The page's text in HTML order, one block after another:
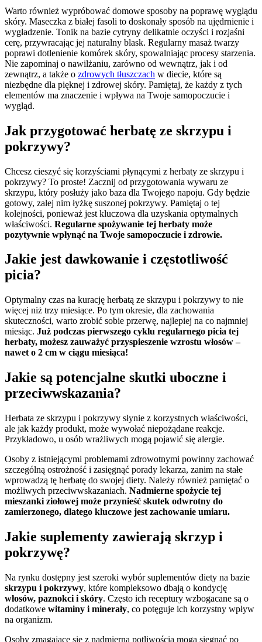
Warto również wypróbować domowe sposoby na poprawę wyglądu
skóry. Maseczka z białej fasoli to doskonały sposób na ujędrnienie i
wygładzenie. Tonik na bazie cytryny delikatnie oczyści i rozjaśni
cerę, przywracając jej naturalny blask. Regularny masaż twarzy
poprawi dotlenienie komórek skóry, spowalniając procesy starzenia.
Nie zapominaj o nawilżaniu, zarówno od wewnątrz, jak i od
zewnątrz, a także o zdrowych tłuszczach w diecie, które są
niezbędne dla pięknej i zdrowej skóry. Pamiętaj, że każdy z tych
elementów ma znaczenie i wpływa na Twoje samopoczucie i
wygląd.
Jak przygotować herbatę ze skrzypu i
pokrzywy?
Chcesz cieszyć się korzyściami płynącymi z herbaty ze skrzypu i
pokrzywy? To proste! Zacznij od przygotowania wywaru ze
skrzypu, który posłuży jako baza dla Twojego napoju. Gdy będzie
gotowy, zalej nim łyżkę suszonej pokrzywy. Pamiętaj o tej
kolejności, ponieważ jest kluczowa dla uzyskania optymalnych
właściwości. Regularne spożywanie tej herbaty może
pozytywnie wpłynąć na Twoje samopoczucie i zdrowie.
Jakie jest dawkowanie i częstotliwość
picia?
Optymalny czas na kurację herbatą ze skrzypu i pokrzywy to nie
więcej niż trzy miesiące. Po tym okresie, dla zachowania
skuteczności, warto zrobić sobie przerwę, najlepiej na co najmniej
miesiąc. Już podczas pierwszego cyklu regularnego picia tej
herbaty, możesz zauważyć przyspieszenie wzrostu włosów –
nawet o 2 cm w ciągu miesiąca!
Jakie są potencjalne skutki uboczne i
przeciwwskazania?
Herbata ze skrzypu i pokrzywy słynie z korzystnych właściwości,
ale jak każdy produkt, może wywołać niepożądane reakcje.
Przykładowo, u osób wrażliwych mogą pojawić się alergie.
Osoby z istniejącymi problemami zdrowotnymi powinny zachować
szczególną ostrożność i zasięgnąć porady lekarza, zanim na stałe
wprowadzą tę herbatę do swojej diety. Należy również pamiętać o
możliwych przeciwwskazaniach. Nadmierne spożycie tej
mieszanki ziołowej może przynieść skutek odwrotny do
zamierzonego, dlatego kluczowe jest zachowanie umiaru.
Jakie suplementy zawierają skrzyp i
pokrzywę?
Na rynku dostępny jest szeroki wybór suplementów diety na bazie
skrzypu i pokrzywy, które kompleksowo dbają o kondycję
włosów, paznokci i skóry. Często ich receptury wzbogacane są o
dodatkowe witaminy i minerały, co potęguje ich korzystny wpływ
na organizm.
Osoby zmagające się z nadmierną potliwością mogą sięgnąć po